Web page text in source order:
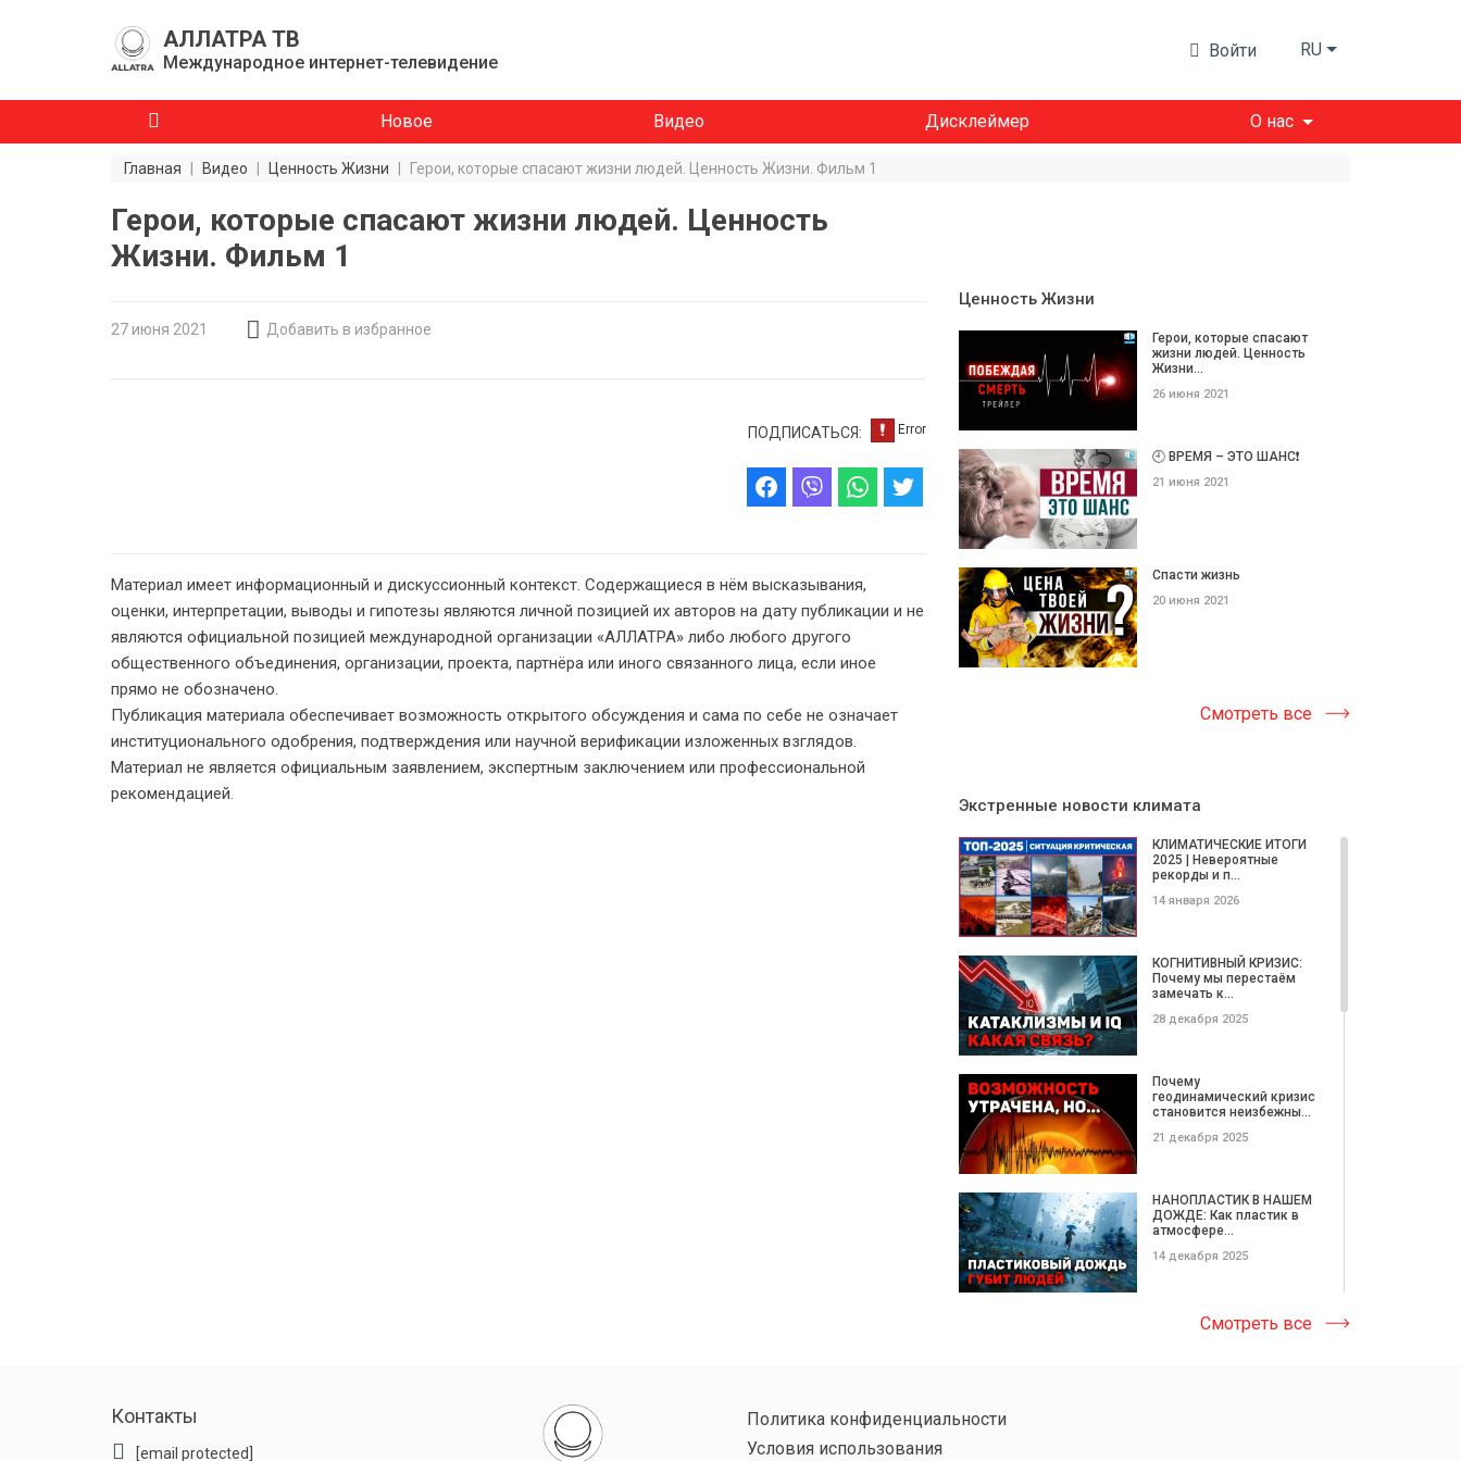
АЛЛАТРА ТВ
Международное интернет-телевидение
Войти RU
Новое Видео Дисклеймер О нас
Главная Видео Ценность Жизни Герои, которые спасают жизни людей. Ценность Жизни. Фильм 1
Герои, которые спасают жизни людей. Ценность
Жизни. Фильм 1
27 июня 2021 Добавить в избранное
ПОДПИСАТЬСЯ:
Материал имеет информационный и дискуссионный контекст. Содержащиеся в нём высказывания,
оценки, интерпретации, выводы и гипотезы являются личной позицией их авторов на дату публикации и не
являются официальной позицией международной организации «АЛЛАТРА» либо любого другого
общественного объединения, организации, проекта, партнёра или иного связанного лица, если иное
прямо не обозначено.
Публикация материала обеспечивает возможность открытого обсуждения и сама по себе не означает
институционального одобрения, подтверждения или научной верификации изложенных взглядов.
Материал не является официальным заявлением, экспертным заключением или профессиональной
рекомендацией.
Ценность Жизни
Герои, которые спасают
жизни людей. Ценность
Жизни...
26 июня 2021
🕘 ВРЕМЯ – ЭТО ШАНС❗️
21 июня 2021
Спасти жизнь
20 июня 2021
Смотреть все
Экстренные новости климата
КЛИМАТИЧЕСКИЕ ИТОГИ
2025 | Невероятные
рекорды и п...
14 января 2026
КОГНИТИВНЫЙ КРИЗИС:
Почему мы перестаём
замечать к...
28 декабря 2025
Почему
геодинамический кризис
становится неизбежны...
21 декабря 2025
НАНОПЛАСТИК В НАШЕМ
ДОЖДЕ: Как пластик в
атмосфере...
14 декабря 2025
Катастрофические
ОПОЛЗНИ этой недели |
Смотреть все
Контакты
[email protected]
Политика конфиденциальности
Условия использования